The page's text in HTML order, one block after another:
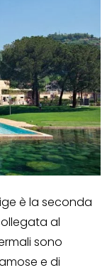
è la seconda
al
sono
e di